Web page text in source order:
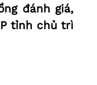
đánh giá,
tỉnh chủ trì